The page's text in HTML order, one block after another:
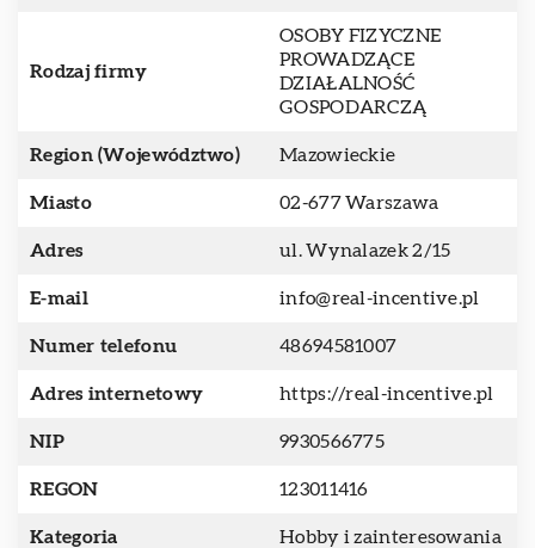
Rodzaj firmy
OSOBY FIZYCZNE
PROWADZĄCE
DZIAŁALNOŚĆ
GOSPODARCZĄ
Region (Województwo) Mazowieckie
Miasto 02-677 Warszawa
Adres ul. Wynalazek 2/15
E-mail info@real-incentive.pl
Numer telefonu 48694581007
Adres internetowy https://real-incentive.pl
NIP 9930566775
REGON 123011416
Kategoria Hobby i zainteresowania